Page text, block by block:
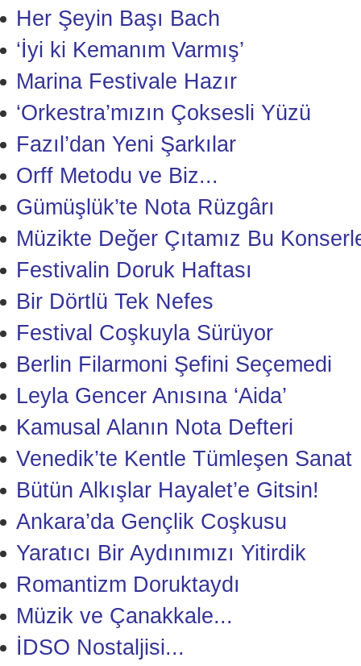
Her Şeyin Başı Bach
‘İyi ki Kemanım Varmış’
Marina Festivale Hazır
‘Orkestra’mızın Çoksesli Yüzü
Fazıl’dan Yeni Şarkılar
Orff Metodu ve Biz...
Gümüşlük’te Nota Rüzgârı
Müzikte Değer Çıtamız Bu
Festivalin Doruk Haftası
Bir Dörtlü Tek Nefes
Festival Coşkuyla Sürüyor
Berlin Filarmoni Şefini Seçemedi
Leyla Gencer Anısına ‘Aida’
Kamusal Alanın Nota Defteri
Venedik’te Kentle Tümleşen Sanat
Bütün Alkışlar Hayalet’e Gitsin!
Ankara’da Gençlik Coşkusu
Yaratıcı Bir Aydınımızı Yitirdik
Romantizm Doruktaydı
Müzik ve Çanakkale...
İDSO Nostaljisi...